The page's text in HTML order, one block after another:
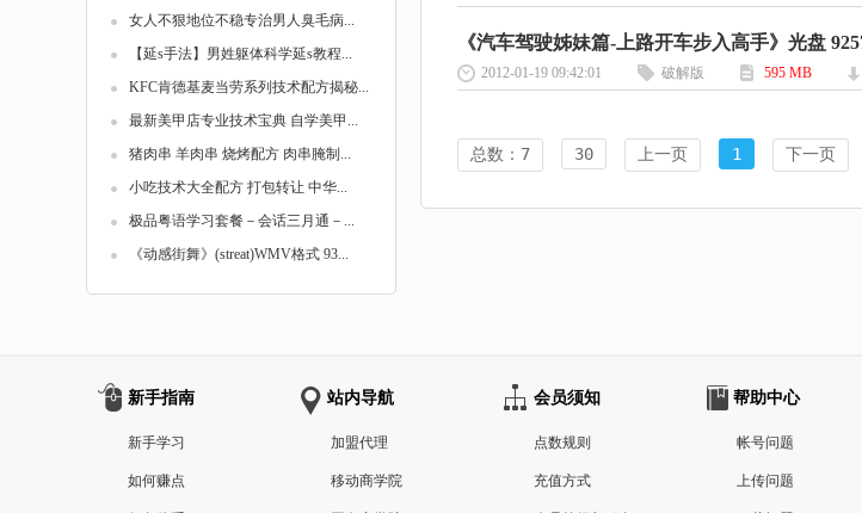
女人不狠地位不稳专治男人臭毛病...
【延s手法】男姓躯体科学延s教程...
KFC肯德基麦当劳系列技术配方揭秘...
最新美甲店专业技术宝典 自学美甲...
猪肉串 羊肉串 烧烤配方 肉串腌制...
小吃技术大全配方 打包转让 中华...
极品粤语学习套餐－会话三月通－...
《动感街舞》(streat)WMV格式 93...
《汽车驾驶姊妹篇-上路开车步入高手》光盘
2012-01-19 09:42:01 破解版 595 MB
总数：7 30 上一页 1 下一页
新手指南
新手学习
如何赚点
站内导航
加盟代理
移动商学院
会员须知
点数规则
充值方式
帮助中心
帐号问题
上传问题